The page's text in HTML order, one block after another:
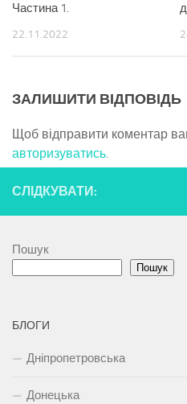
Частина 1.
22.11.2022
ЗАЛИШИТИ ВІДПОВІДЬ
Щоб відправити коментар
авторизуватись.
СЛІДКУВАТИ:
Пошук
Пошук
БЛОГИ
Дніпропетровська
Донецька